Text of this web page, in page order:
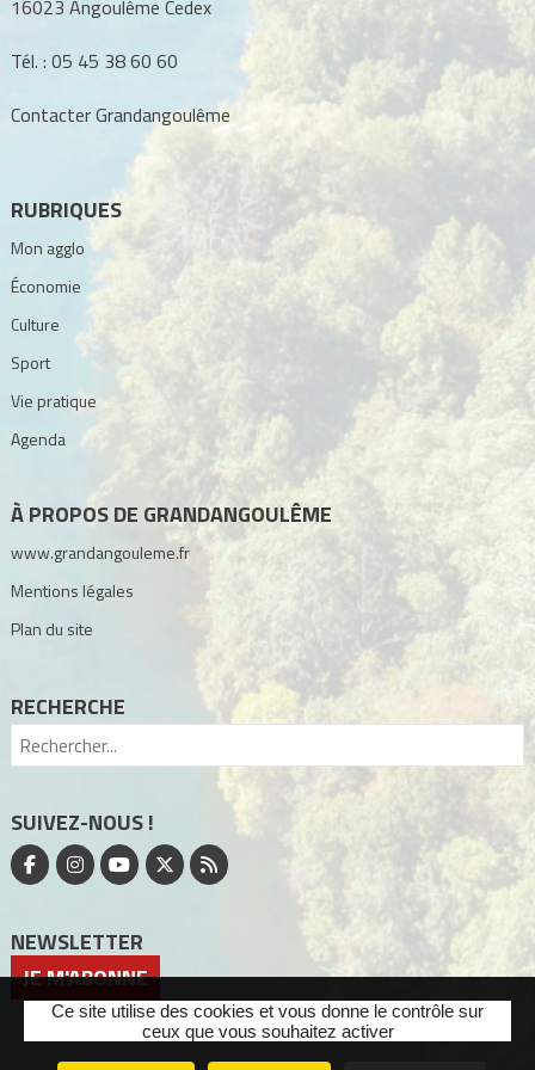
16023 Angoulême Cedex
Tél. : 05 45 38 60 60
Contacter Grandangoulême
RUBRIQUES
Mon agglo
Économie
Culture
Sport
Vie pratique
Agenda
À PROPOS DE GRANDANGOULÊME
www.grandangouleme.fr
Mentions légales
Plan du site
RECHERCHE
SUIVEZ-NOUS !
NEWSLETTER
JE M'ABONNE
Ce site utilise des cookies et vous donne le contrôle sur
ceux que vous souhaitez activer